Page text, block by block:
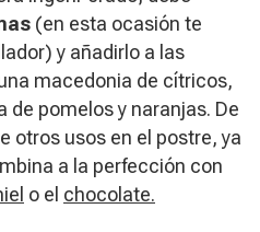
(en esta ocasión te
y añadirlo a las
macedonia de cítricos,
pomelos y naranjas. De
otros usos en el postre, ya
a la perfección con
o el chocolate.